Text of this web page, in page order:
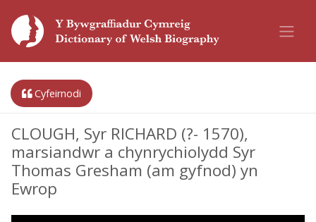
Cyfeirnodi
CLOUGH, Syr RICHARD (?- 1570),
marsiandwr a chynrychiolydd Syr
Thomas Gresham (am gyfnod) yn
Ewrop